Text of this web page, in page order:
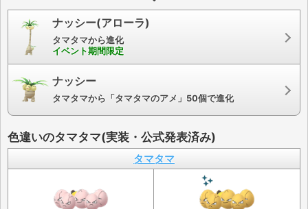
ナッシー(アローラ)
タマタマから進化
イベント期間限定
ナッシー
タマタマから「タマタマのアメ」50個で進化
色違いのタマタマ(実装・公式発表済み)
タマタマ